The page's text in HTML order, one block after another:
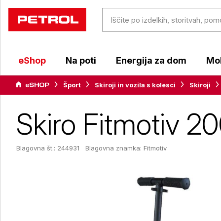
eShop Na poti Energija za dom
Šport Skiroji in vozila s kolesci Skiroji
Skiro Fitmotiv
Blagovna št.: 244931 Blagovna znamka: Fitmotiv